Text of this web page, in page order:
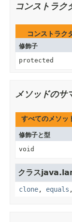
コンストラク
コンストラク
修飾子
protected
メソッドのサ
すべてのメソッ
修飾子と型
void
クラス
clone, equals